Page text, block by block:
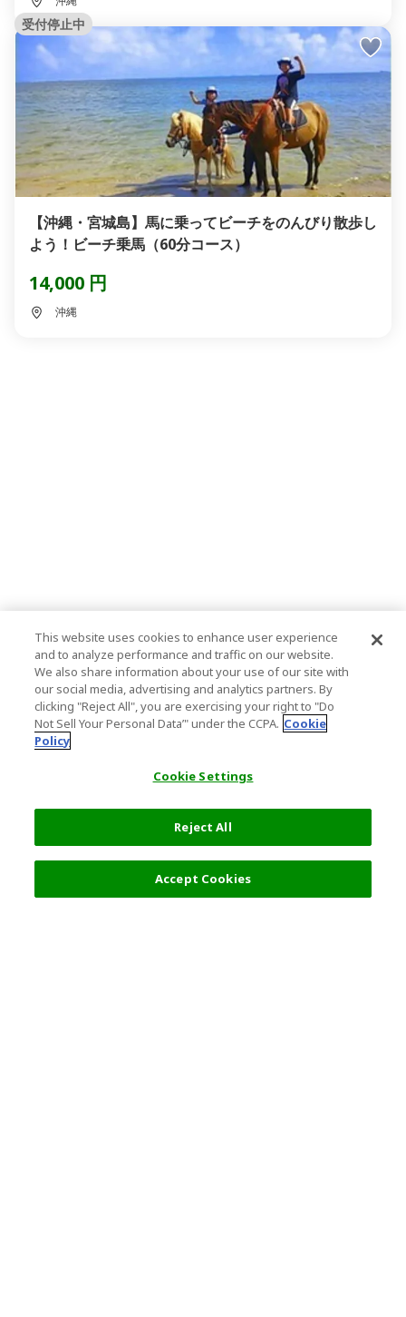
受付停止中
【沖縄・宮城島】馬に乗ってビーチをのんびり散歩し
よう！ビーチ乗馬（60分コース）
14,000 円
沖縄
This website uses cookies to enhance user experience
and to analyze performance and traffic on our website.
We also share information about your use of our site with
our social media, advertising and analytics partners. By
clicking "Reject All", you are exercising your right to "Do
Not Sell Your Personal Data’" under the CCPA. Cookie
Policy
Cookie Settings
Reject All
Accept Cookies